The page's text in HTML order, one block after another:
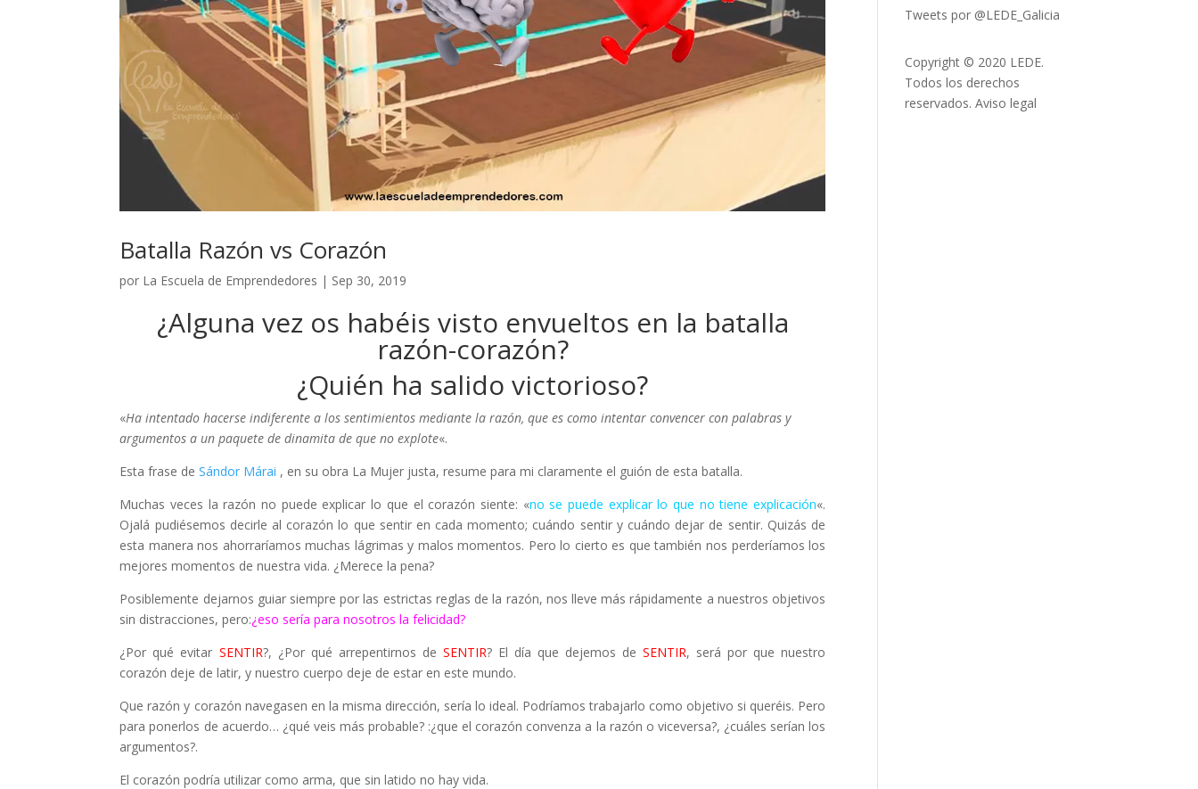
Batalla Razón vs Corazón
por La Escuela de Emprendedores | Sep 30, 2019
¿Alguna vez os habéis visto envueltos en la batalla
razón-corazón?
¿Quién ha salido victorioso?
«Ha intentado hacerse indiferente a los sentimientos mediante la razón, que es como intentar convencer con palabras y
argumentos a un paquete de dinamita de que no explote«.
Esta frase deSándor Márai , en su obra La Mujer justa, resume para mi claramente el guión de esta batalla.
Muchas veces la razón no puede explicar lo que el corazón siente: «no se puede explicar lo que no tiene explicación«.
Ojalá pudiésemos decirle al corazón lo que sentir en cada momento; cuándo sentir y cuándo dejar de sentir. Quizás de
esta manera nos ahorraríamos muchas lágrimas y malos momentos. Pero lo cierto es que también nos perderíamos los
mejores momentos de nuestra vida. ¿Merece la pena?
Posiblemente dejarnos guiar siempre por las estrictas reglas de la razón, nos lleve más rápidamente a nuestros objetivos
sin distracciones, pero:¿eso sería para nosotros la felicidad?
¿Por qué evitar SENTIR?, ¿Por qué arrepentirnos de SENTIR? El día que dejemos de SENTIR, será por que nuestro
corazón deje de latir, y nuestro cuerpo deje de estar en este mundo.
Que razón y corazón navegasen en la misma dirección, sería lo ideal. Podríamos trabajarlo como objetivo si queréis. Pero
para ponerlos de acuerdo… ¿qué veis más probable? :¿que el corazón convenza a la razón o viceversa?, ¿cuáles serían los
argumentos?.
El corazón podría utilizar como arma, que sin latido no hay vida.
Tweets por @LEDE_Galicia
Copyright © 2020 LEDE.
Todos los derechos
reservados.Aviso legal